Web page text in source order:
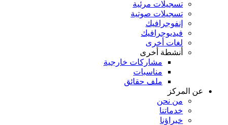
تسجيلات مرئية
تسجيلات صوتية
إنفوجرافيك
فيديوجرافيك
لغات أخرى
أنشطة أخرى
مشاركات خارجية
مناسبات
ملف حقائق
عن المركز
من نحن
خدماتنا
خبراؤنا